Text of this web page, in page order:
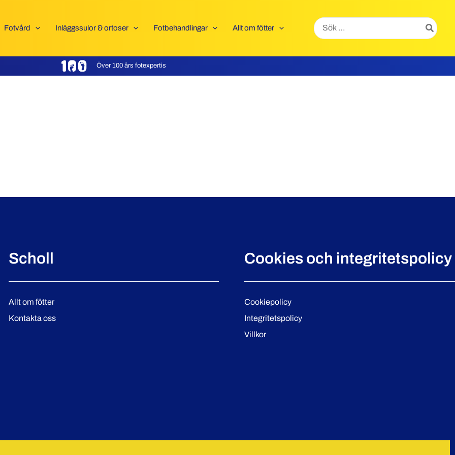
Fotvård Inläggssulor & ortoser Fotbehandlingar Allt om fötter
Search
for:
Över 100 års fotexpertis
Scholl
Allt om fötter
Kontakta oss
Cookies och integritetspolicy
Cookiepolicy
Integritetspolicy
Villkor